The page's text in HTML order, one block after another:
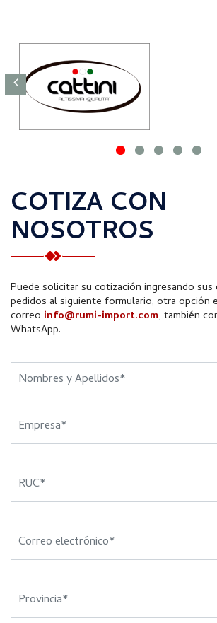
COTIZA CON
NOSOTROS
Puede solicitar su cotización ingresando
pedidos al siguiente formulario, otra opción
correo info@rumi-import.com; también
WhatsApp.